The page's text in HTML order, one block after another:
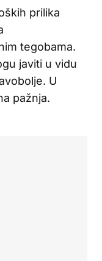
prilika
tegobama.
javiti u vidu
U
pažnja.